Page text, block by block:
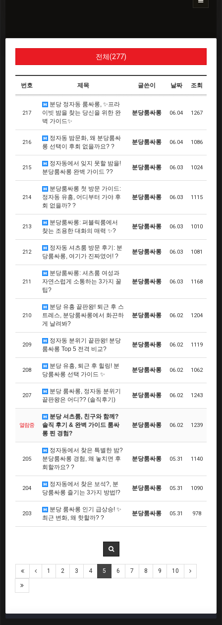
전체(277)
번호 제목 글쓴이 날짜 조회
217
분당 정자동 룸싸롱, ✨프라
이빗 밤을 찾는 당신을 위한 완
벽 가이드✨
분당룸싸롱 06.04 1267
216
정자동 밤문화, 왜 분당룸싸
롱 선택이 후회 없을까요? ?
분당룸싸롱 06.04 1086
215
정자동에서 잊지 못할 밤을!
분당룸싸롱 완벽 가이드 ??
분당룸싸롱 06.03 1024
214
분당룸싸롱 첫 방문 가이드:
정자동 유흥, 어디부터 가야 후
회 없을까? ?
분당룸싸롱 06.03 1115
213
분당룸싸롱: 퍼블릭룸에서
찾는 조용한 대화의 매력 ✨?
분당룸싸롱 06.03 1010
212
정자동 셔츠룸 방문 후기: 분
당룸싸롱, 여기가 진짜였어! ?
분당룸싸롱 06.03 1081
211
분당룸싸롱: 셔츠룸 여성과
자연스럽게 소통하는 3가지 꿀
팁?
분당룸싸롱 06.03 1168
210
분당 유흥 끝판왕! 퇴근 후 스
트레스, 분당룸싸롱에서 화끈하
게 날려봐?
분당룸싸롱 06.02 1204
209
정자동 분위기 끝판왕! 분당
룸싸롱 Top 5 전격 비교?
분당룸싸롱 06.02 1119
208
분당 유흥, 퇴근 후 힐링! 분
당룸싸롱 선택 가이드 ✨
분당룸싸롱 06.02 1062
207
분당 룸싸롱, 정자동 분위기
끝판왕은 어디?? (솔직후기)
분당룸싸롱 06.02 1243
열람중
분당 셔츠룸, 친구와 함께?
솔직 후기 & 완벽 가이드 룸싸
롱 찐 경험?
분당룸싸롱 06.02 1239
205
정자동에서 찾은 특별한 밤?
분당룸싸롱 경험, 왜 놓치면 후
회할까요? ?
분당룸싸롱 05.31 1140
204
정자동에서 찾은 보석?, 분
당룸싸롱 즐기는 3가지 방법!?
분당룸싸롱 05.31 1090
203
분당 룸싸롱 인기 급상승! ✨
최근 변화, 왜 핫할까? ?
분당룸싸롱 05.31 978
1 2 3 4 5 6 7 8 9 10